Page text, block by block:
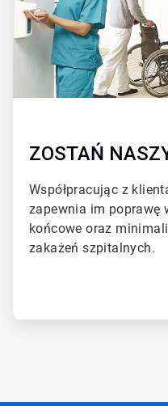
ZOSTAŃ
Współpracując z
zapewnia im poprawę
końcowe oraz
zakażeń szpitalnych.